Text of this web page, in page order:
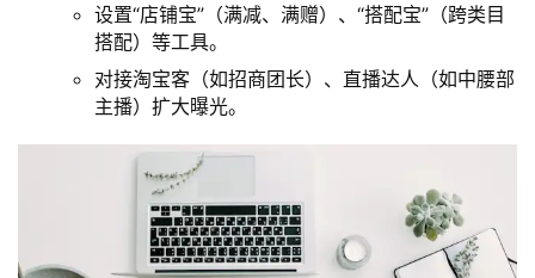
设置“店铺宝”（满减、满赠）、“搭配宝”（跨类目
搭配）等工具。
对接淘宝客（如招商团长）、直播达人（如中腰部
主播）扩大曝光。